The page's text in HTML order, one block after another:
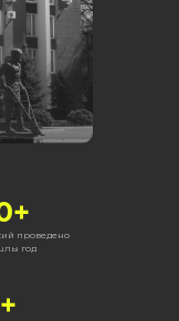
проведено
год